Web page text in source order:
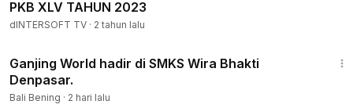
PKB XLV TAHUN 2023
dINTERSOFT TV · 2 tahun lalu
Ganjing World hadir di SMKS Wira Bhakti
Denpasar.
Bali Bening · 2 hari lalu